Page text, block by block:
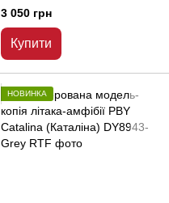
3 050 грн
Купити
НОВИНКА